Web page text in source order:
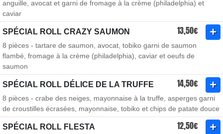
anguille, avocat et garni de fromage à la crème (philadelphia) et
caviar
SPÉCIAL ROLL CRAZY SAUMON 13,50€
8 pièces - tartare de saumon, avocat, tobiko garni de saumon
flambé, fromage à la crème (philadelphia), caviar et oeufs de
saumon
SPÉCIAL ROLL DÉLICE DE LA TRUFFE 14,50€
8 pièces - crabe des neiges, mayonnaise à la truffe, asperges garni
de croustilles écrasées, mayonnaise, tobiko et chips de patate douce
SPÉCIAL ROLL FLESTA 12,50€